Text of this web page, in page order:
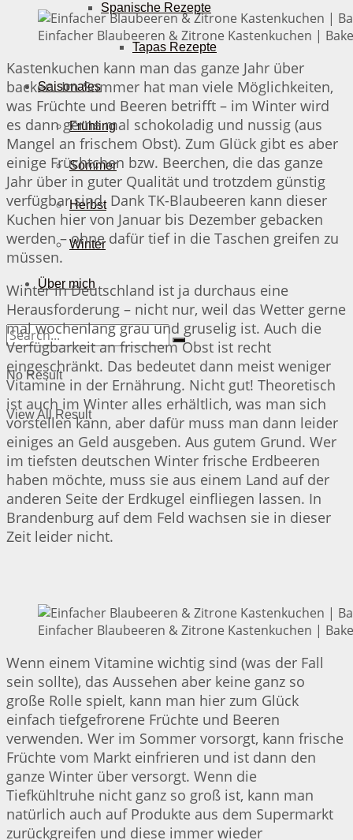
Spanische Rezepte
Tapas Rezepte
Saisonales
Frühling
Sommer
Herbst
Winter
Über mich
No Result
View All Result
Einfacher Blaubeeren & Zitrone Kastenkuchen |
Kastenkuchen kann man das ganze Jahr über
backen. Im Sommer hat man viele Möglichkeiten,
was Früchte und Beeren betrifft – im Winter wird
es dann gerne mal schokoladig und nussig (aus
Mangel an frischem Obst). Zum Glück gibt es aber
einige Früchtchen bzw. Beerchen, die das ganze
Jahr über in guter Qualität und trotzdem günstig
verfügbar sind. Dank TK-Blaubeeren kann dieser
Kuchen hier von Januar bis Dezember gebacken
werden – ohne dafür tief in die Taschen greifen zu
müssen.
Winter in Deutschland ist ja durchaus eine
Herausforderung – nicht nur, weil das Wetter gerne
mal wochenlang grau und gruselig ist. Auch die
Verfügbarkeit an frischem Obst ist recht
eingeschränkt. Das bedeutet dann meist weniger
Vitamine in der Ernährung. Nicht gut! Theoretisch
ist auch im Winter alles erhältlich, was man sich
vorstellen kann, aber dafür muss man dann leider
einiges an Geld ausgeben. Aus gutem Grund. Wer
im tiefsten deutschen Winter frische Erdbeeren
haben möchte, muss sie aus einem Land auf der
anderen Seite der Erdkugel einfliegen lassen. In
Brandenburg auf dem Feld wachsen sie in dieser
Zeit leider nicht.
Einfacher Blaubeeren & Zitrone Kastenkuchen |
Wenn einem Vitamine wichtig sind (was der Fall
sein sollte), das Aussehen aber keine ganz so
große Rolle spielt, kann man hier zum Glück
einfach tiefgefrorene Früchte und Beeren
verwenden. Wer im Sommer vorsorgt, kann frische
Früchte vom Markt einfrieren und ist dann den
ganze Winter über versorgt. Wenn die
Tiefkühltruhe nicht ganz so groß ist, kann man
natürlich auch auf Produkte aus dem Supermarkt
zurückgreifen und diese immer wieder